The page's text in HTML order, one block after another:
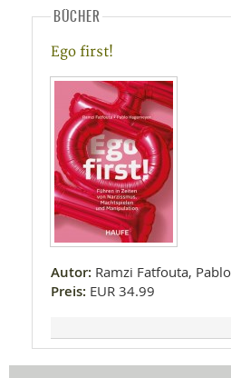
BÜCHER
Ego first!
Autor: Ramzi Fatfouta,
Preis: EUR 34.99